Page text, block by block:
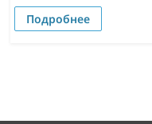
Подробнее